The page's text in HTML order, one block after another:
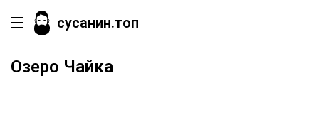
сусанин.топ
Озеро Чайка